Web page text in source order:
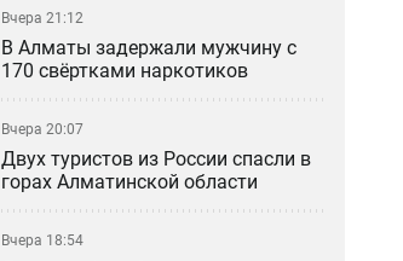
Вчера 21:12
В Алматы задержали мужчину с
170 свёртками наркотиков
Вчера 20:07
Двух туристов из России спасли в
горах Алматинской области
Вчера 18:54